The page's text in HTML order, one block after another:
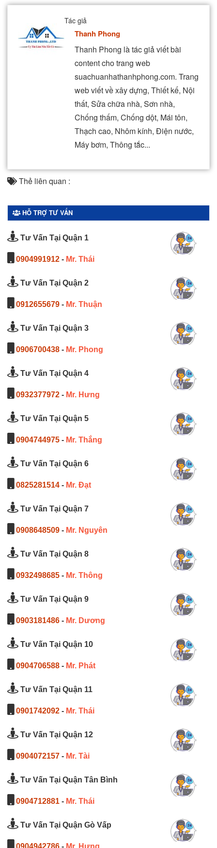
Tác giả
Thanh Phong
Thanh Phong là tác giả viết bài
content cho trang web
suachuanhathanhphong.com. Trang
web viết về xây dựng, Thiết kế, Nội
thất, Sửa chữa nhà, Sơn nhà,
Chống thấm, Chống dột, Mái tôn,
Thạch cao, Nhôm kính, Điện nước,
Máy bơm, Thông tắc...
Thẻ liên quan :
HỖ TRỢ TƯ VẤN
Tư Vấn Tại Quận 1
0904991912 - Mr. Thái
Tư Vấn Tại Quận 2
0912655679 - Mr. Thuận
Tư Vấn Tại Quận 3
0906700438 - Mr. Phong
Tư Vấn Tại Quận 4
0932377972 - Mr. Hưng
Tư Vấn Tại Quận 5
0904744975 - Mr. Thắng
Tư Vấn Tại Quận 6
0825281514 - Mr. Đạt
Tư Vấn Tại Quận 7
0908648509 - Mr. Nguyên
Tư Vấn Tại Quận 8
0932498685 - Mr. Thông
Tư Vấn Tại Quận 9
0903181486 - Mr. Dương
Tư Vấn Tại Quận 10
0904706588 - Mr. Phát
Tư Vấn Tại Quận 11
0901742092 - Mr. Thái
Tư Vấn Tại Quận 12
0904072157 - Mr. Tài
Tư Vấn Tại Quận Tân Bình
0904712881 - Mr. Thái
Tư Vấn Tại Quận Gò Vấp
0904942786 - Mr. Hưng